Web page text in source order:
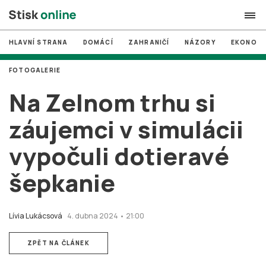
search
# MUNI
# Brno
# volby
login PŘIHLÁSIT SE
Zapomněli jste heslo?
Založit nový účet
HLAVNÍ STRANA DOMÁCÍ ZAHRANIČÍ NÁZORY
Na Zelnom trhu si
záujemci v simulácii
vypočuli dotieravé
šepkanie
Lívia Lukácsová 4. dubna 2024 • 21:00
FOTOGALERIE
ZPĚT NA ČLÁNEK